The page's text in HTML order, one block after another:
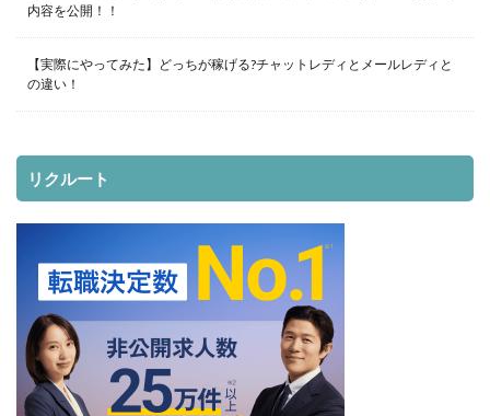
内容を公開！！
【実際にやってみた】どっちが稼げる?チャットレディとメールレディと
の違い！
リクルート